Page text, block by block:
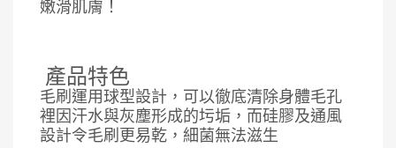
嫩滑肌膚！
產品特色
毛刷運用球型設計，可以徹底清除身體毛孔
裡因汗水與灰塵形成的圬垢，而硅膠及通風
設計令毛刷更易乾，細菌無法滋生